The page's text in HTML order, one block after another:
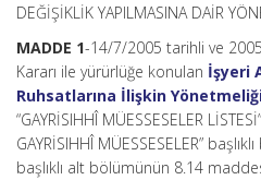
DEĞİŞİKLİK YAPILMASINA DAİR
MADDE 1-14/7/2005 tarihli ve
Kararı ile yürürlüğe konulan İşyeri
Ruhsatlarına İlişkin
“GAYRİSIHHÎ MÜESSESELER
GAYRİSIHHÎ MÜESSESELER”
başlıklı alt bölümünün 8.14